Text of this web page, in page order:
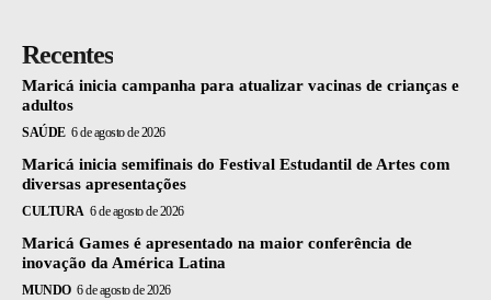
Recentes
Maricá inicia campanha para atualizar vacinas de crianças e
adultos
SAÚDE 6 de agosto de 2026
Maricá inicia semifinais do Festival Estudantil de Artes com
diversas apresentações
CULTURA 6 de agosto de 2026
Maricá Games é apresentado na maior conferência de
inovação da América Latina
MUNDO 6 de agosto de 2026